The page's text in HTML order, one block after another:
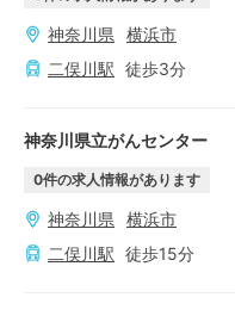
神奈川県
横浜市
二俣川駅 徒歩3分
神奈川県立がんセンター
0件の求人情報があります
神奈川県
横浜市
二俣川駅 徒歩15分